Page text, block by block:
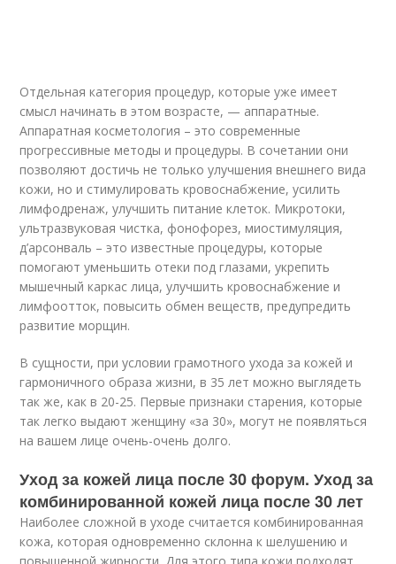
Отдельная категория процедур, которые уже имеет
смысл начинать в этом возрасте, — аппаратные.
Аппаратная косметология – это современные
прогрессивные методы и процедуры. В сочетании они
позволяют достичь не только улучшения внешнего вида
кожи, но и стимулировать кровоснабжение, усилить
лимфодренаж, улучшить питание клеток. Микротоки,
ультразвуковая чистка, фонофорез, миостимуляция,
д’арсонваль – это известные процедуры, которые
помогают уменьшить отеки под глазами, укрепить
мышечный каркас лица, улучшить кровоснабжение и
лимфоотток, повысить обмен веществ, предупредить
развитие морщин.
В сущности, при условии грамотного ухода за кожей и
гармоничного образа жизни, в 35 лет можно выглядеть
так же, как в 20-25. Первые признаки старения, которые
так легко выдают женщину «за 30», могут не появляться
на вашем лице очень-очень долго.
Уход за кожей лица после 30 форум. Уход за
комбинированной кожей лица после 30 лет
Наиболее сложной в уходе считается комбинированная
кожа, которая одновременно склонна к шелушению и